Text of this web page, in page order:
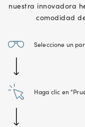
nuestra innovadora
comodidad
Seleccione un
Haga clic en